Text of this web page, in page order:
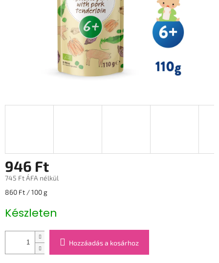
946 Ft
745 Ft ÁFA nélkül
Egységár:
860 Ft / 100 g
Készleten
Hozzáadás a kosárhoz